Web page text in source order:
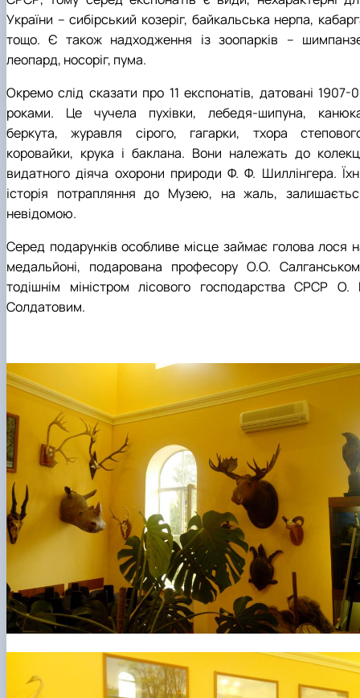
України – сибірський козеріг, байкальська нерпа,
тощо. Є також надходження із зоопарків –
леопард, носоріг, пума.
Окремо слід сказати про 11 експонатів, датовані 1907-
роками. Це чучела пухівки, лебедя-шипуна,
беркута, журавля сірого, гагарки, тхора
коровайки, крука і баклана. Вони належать до
видатного діяча охорони природи Ф. Ф. Шиллінгера.
історія потрапляння до Музею, на жаль,
невідомою.
Серед подарунків особливе місце займає голова лося
медальйоні, подарована професору О.О.
тодішнім міністром лісового господарства СРСР О.
Солдатовим.